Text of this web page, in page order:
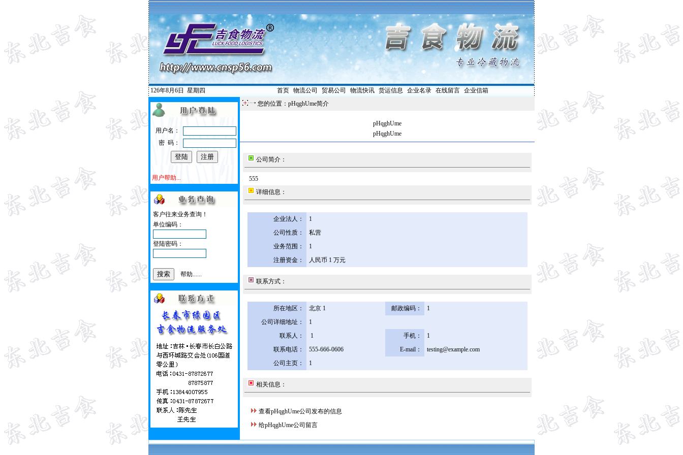
126年8月6日 星期四 首页| 物流公司 贸易公司 物流快讯| 货运信息 企业名录| 在线留言| 企业信箱
用户名：
密 码：
用户帮助...
客户往来业务查询！
单位编码：
登陆密码：
帮助......
您的位置：pHqghUme简介
pHqghUme
pHqghUme
公司简介：
555
详细信息：
企业法人：
1
公司性质：
私营
业务范围：
1
注册资金：
人民币 1 万元
联系方式：
所在地区： 北京 1 邮政编码：
1
公司详细地址：
1
联系人：
1 手机：
1
联系电话：
555-666-0606 E-mail：
testing@example.com
公司主页：
1
相关信息：
查看pHqghUme公司发布的信息
给pHqghUme公司留言